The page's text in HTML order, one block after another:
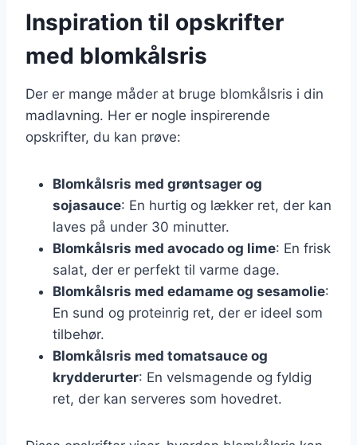
Inspiration til opskrifter
med blomkålsris
Der er mange måder at bruge blomkålsris i din
madlavning. Her er nogle inspirerende
opskrifter, du kan prøve:
Blomkålsris med grøntsager og
sojasauce: En hurtig og lækker ret, der kan
laves på under 30 minutter.
Blomkålsris med avocado og lime: En frisk
salat, der er perfekt til varme dage.
Blomkålsris med edamame og sesamolie:
En sund og proteinrig ret, der er ideel som
tilbehør.
Blomkålsris med tomatsauce og
krydderurter: En velsmagende og fyldig
ret, der kan serveres som hovedret.